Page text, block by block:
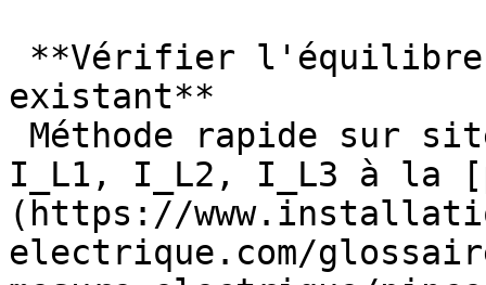
existant**
I_L1, I_L2, I_L3 à la
(https://
electrique.com/